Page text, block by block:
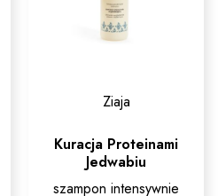
Ziaja
Kuracja Proteinami
Jedwabiu
szampon intensywnie